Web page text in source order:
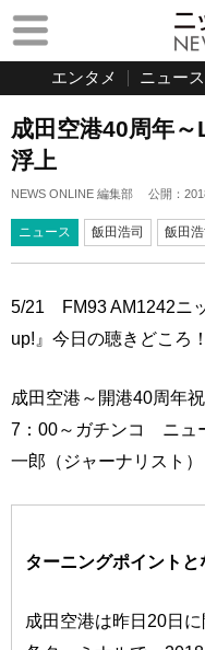
エンタメ ニュース
成田空港40周年
浮上
NEWS ONLINE 編集部 公開：
ニュース 飯田浩司 飯田
5/21 FM93 AM1242ニ
up!』今日の聴きどころ
成田空港～開港40周年祝
7：00～ガチンコ ニュ
一郎（ジャーナリスト）
ターニングポイント
成田空港は昨日20日